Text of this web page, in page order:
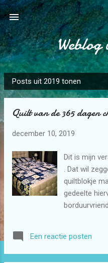
Doorgaan
P
o
Posts uit 2019 tonen
Quilt van de 365 dagen
december 10, 2019
Dit is mijn
. Dat wil
quiltblokje
gedeelte
bedquilt
mooi. Het
Een reactie posten